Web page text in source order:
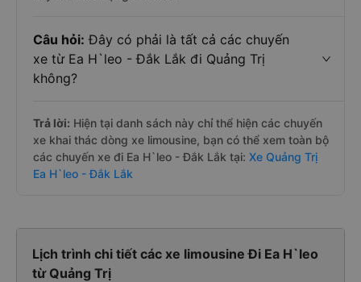
Câu hỏi: Đây có phải là tất cả các chuyến
xe từ Ea H`leo - Đắk Lắk đi Quảng Trị
không?
Trả lời: Hiện tại danh sách này chỉ thể hiện các chuyến
xe khai thác dòng xe limousine, bạn có thể xem toàn bộ
các chuyến xe đi Ea H`leo - Đắk Lắk tại: Xe Quảng Trị
Ea H`leo - Đắk Lắk
Lịch trình chi tiết các xe limousine Đi Ea H`leo
từ Quảng Trị